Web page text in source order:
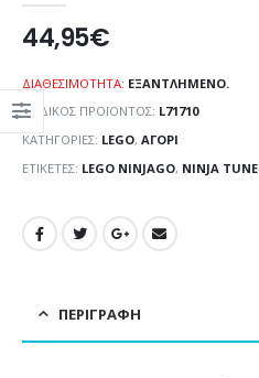
44,95€
ΔΙΑΘΕΣΙΜΌΤΗΤΑ: ΕΞΑΝΤΛΗΜΈΝΟ.
ΚΩΔΙΚΌΣ ΠΡΟΪΌΝΤΟΣ: L71710
ΚΑΤΗΓΟΡΊΕΣ: LEGO, ΑΓΌΡΙ
ΕΤΙΚΈΤΕΣ: LEGO NINJAGO, NINJA
ΠΕΡΙΓΡΑΦΉ